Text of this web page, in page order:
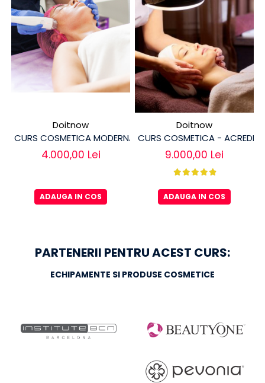
Doitnow
CURS COSMETICA MODERNA - ACREDITAT
4.000,00 Lei
ADAUGA IN COS
Doitnow
CURS COSMETICA -
9.000,00 Lei
ADAUGA IN COS
PARTENERII PENTRU ACEST CURS:
ECHIPAMENTE SI PRODUSE COSMETICE